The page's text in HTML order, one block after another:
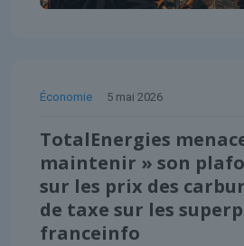
Économie 5 mai 2026
TotalEnergies
maintenir » son
sur les prix des
de taxe sur les
franceinfo